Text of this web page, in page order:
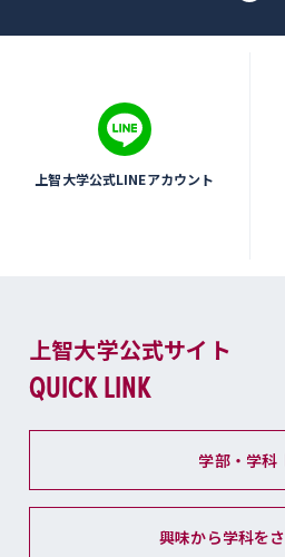
上智大学公式LINEアカウント
上智大学公式サイト
QUICK LINK
学部・学科
興味から学科を